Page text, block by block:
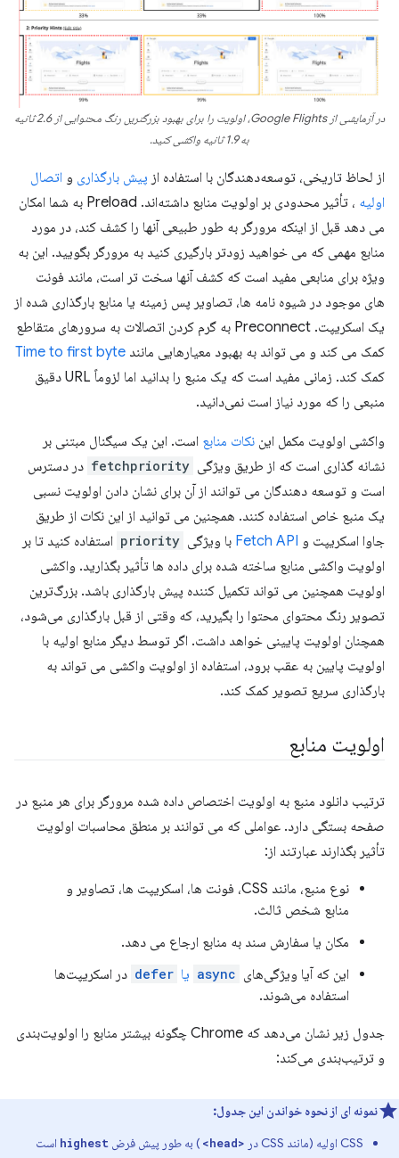
در آزمایشی از Google Flights، اولویت را برای بهبود بزرگترین رنگ محتوایی از 2.6 ثانیه
به 1.9 ثانیه واکشی کنید.
از لحاظ تاریخی، توسعه‌دهندگان با استفاده از پیش بارگذاری و اتصال
اولیه
، تأثیر محدودی بر اولویت منابع داشته‌اند. Preload به شما امکان
می دهد قبل از اینکه مرورگر به طور طبیعی آنها را کشف کند، در مورد
منابع مهمی که می خواهید زودتر بارگیری کنید به مرورگر بگویید. این به
ویژه برای منابعی مفید است که کشف آنها سخت تر است، مانند فونت
های موجود در شیوه نامه ها، تصاویر پس زمینه یا منابع بارگذاری شده از
یک اسکریپت. Preconnect به گرم کردن اتصالات به سرورهای متقاطع
کمک می کند و می تواند به بهبود معیارهایی مانند Time to first byte
کمک کند. زمانی مفید است که یک منبع را بدانید اما لزوماً URL دقیق
منبعی را که مورد نیاز است نمی‌دانید.
واکشی اولویت مکمل این نکات منابع است. این یک سیگنال مبتنی بر
نشانه گذاری است که از طریق ویژگی fetchpriority در دسترس
است و توسعه دهندگان می توانند از آن برای نشان دادن اولویت نسبی
یک منبع خاص استفاده کنند. همچنین می توانید از این نکات از طریق
جاوا اسکریپت و Fetch API با ویژگی priority استفاده کنید تا بر
اولویت واکشی منابع ساخته شده برای داده ها تأثیر بگذارید. واکشی
اولویت همچنین می تواند تکمیل کننده پیش بارگذاری باشد. بزرگ‌ترین
تصویر رنگ محتوای محتوا را بگیرید، که وقتی از قبل بارگذاری می‌شود،
همچنان اولویت پایینی خواهد داشت. اگر توسط دیگر منابع اولیه با
اولویت پایین به عقب برود، استفاده از اولویت واکشی می تواند به
بارگذاری سریع تصویر کمک کند.
اولویت منابع
ترتیب دانلود منبع به اولویت اختصاص داده شده مرورگر برای هر منبع در
صفحه بستگی دارد. عواملی که می توانند بر منطق محاسبات اولویت
تأثیر بگذارند عبارتند از:
نوع منبع، مانند CSS، فونت ها، اسکریپت ها، تصاویر و
منابع شخص ثالث.
مکان یا سفارش سند به منابع ارجاع می دهد.
این که آیا ویژگی‌های async یا defer در اسکریپت‌ها
استفاده می‌شوند.
جدول زیر نشان می‌دهد که Chrome چگونه بیشتر منابع را اولویت‌بندی
و ترتیب‌بندی می‌کند:
نمونه ای از نحوه خواندن این جدول:
CSS اولیه (مانند CSS در
<head> ) به طور پیش فرض highest است